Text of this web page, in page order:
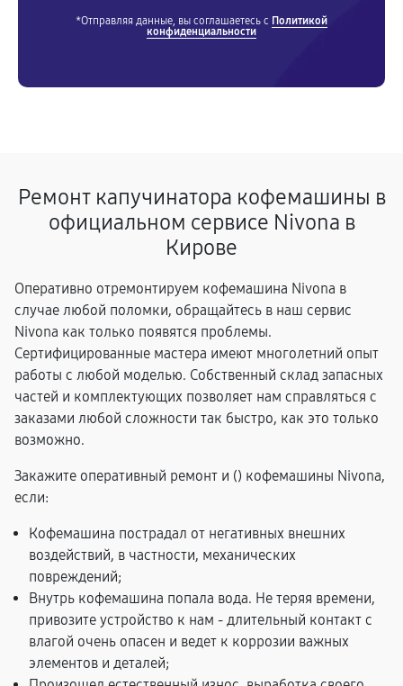
*Отправляя данные, вы соглашаетесь с Политикой
конфиденциальности
Ремонт капучинатора кофемашины в
официальном сервисе Nivona в
Кирове
Оперативно отремонтируем кофемашина Nivona в
случае любой поломки, обращайтесь в наш сервис
Nivona как только появятся проблемы.
Сертифицированные мастера имеют многолетний опыт
работы с любой моделью. Собственный склад запасных
частей и комплектующих позволяет нам справляться с
заказами любой сложности так быстро, как это только
возможно.
Закажите оперативный ремонт и () кофемашины Nivona,
если:
Кофемашина пострадал от негативных внешних
воздействий, в частности, механических
повреждений;
Внутрь кофемашина попала вода. Не теряя времени,
привозите устройство к нам - длительный контакт с
влагой очень опасен и ведет к коррозии важных
элементов и деталей;